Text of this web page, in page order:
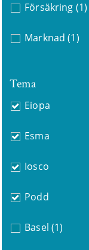
Försäkring (1)
Marknad (1)
Tema
Eiopa
Esma
Iosco
Podd
Basel (1)